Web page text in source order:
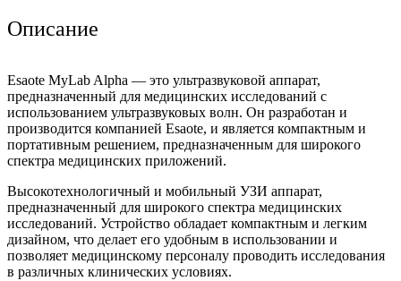
Описание
Esaote MyLab Alpha — это ультразвуковой аппарат,
предназначенный для медицинских исследований с
использованием ультразвуковых волн. Он разработан и
производится компанией Esaote, и является компактным и
портативным решением, предназначенным для широкого
спектра медицинских приложений.
Высокотехнологичный и мобильный УЗИ аппарат,
предназначенный для широкого спектра медицинских
исследований. Устройство обладает компактным и легким
дизайном, что делает его удобным в использовании и
позволяет медицинскому персоналу проводить исследования
в различных клинических условиях.